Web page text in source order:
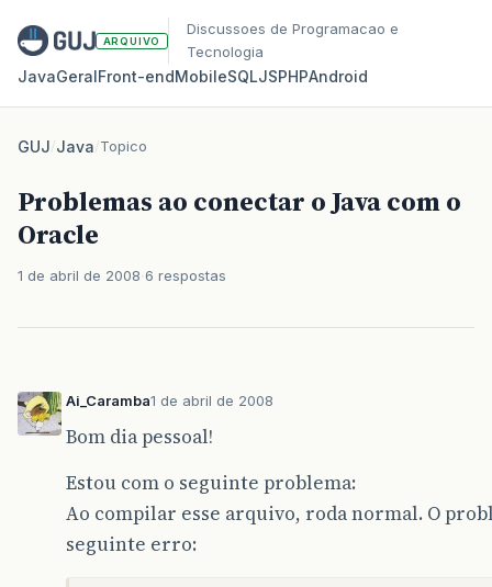
ARQUIVO
Discussoes de Programacao e
Tecnologia
JavaGeralFront‑endMobileSQLJSPHPAndroid
GUJ/Java/Topico
Problemas ao conectar o Java com o
Oracle
1 de abril de 2008 6 respostas
Ai_Caramba1 de abril de 2008
Bom dia pessoal!
Estou com o seguinte problema:
Ao compilar esse arquivo, roda normal. O
seguinte erro: